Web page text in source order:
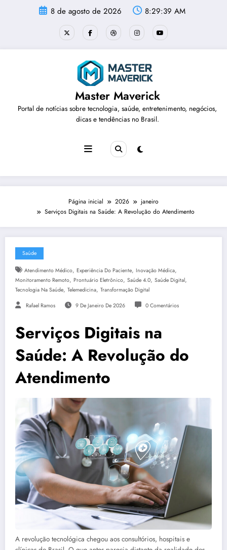
8 de agosto de 2026 8:29:41 AM
Master Maverick
Portal de notícias sobre tecnologia, saúde, entretenimento, negócios,
dicas e tendências no Brasil.
Página inicial 2026
janeiro
Serviços Digitais na Saúde: A Revolução do Atendimento
Saúde
Atendimento Médico, Experiência Do Paciente, Inovação Médica,
Monitoramento Remoto, Prontuário Eletrônico, Saúde 4.0, Saúde Digital,
Tecnologia Na Saúde, Telemedicina, Transformação Digital
Rafael Ramos 9 De Janeiro De 2026 0 Comentários
Serviços Digitais na
Saúde: A Revolução do
Atendimento
A revolução tecnológica chegou aos consultórios, hospitais e